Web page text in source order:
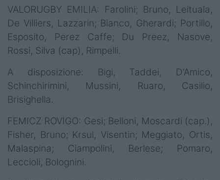
VALORUGBY EMILIA: Farolini; Bruno, Leituala,
De Villiers, Lazzarin; Bianco, Gherardi; Portillo,
Esposito, Perez Caffe; Du Preez, Nasove,
Rossi, Silva (cap), Rimpelli.
A disposizione: Bigi, Taddei, D'Amico,
Schinchirimini, Mussini, Ruaro, Casilio,
Brisighella.
FEMICZ ROVIGO: Gesi; Belloni, Moscardi (cap.),
Fisher, Bruno; Krsul, Visentin; Meggiato, Ortis,
Malaspina; Ciampolini, Berlese; Pomaro,
Leccioli, Bolognini.